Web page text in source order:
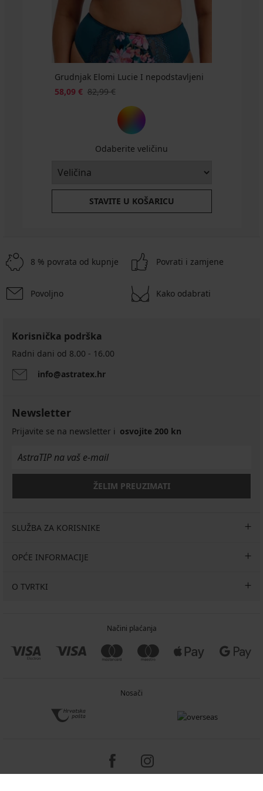
Grudnjak Elomi Lucie I nepodstavljeni
58,09 € 82,99 €
Odaberite veličinu
STAVITE U KOŠARICU
8 % povrata od kupnje Povrati i zamjene
Povoljno Kako odabrati
Korisnička podrška
Radni dani od 8.00 - 16.00
info@astratex.hr
Newsletter
Prijavite se na newsletter i osvojite 200 kn
ŽELIM PREUZIMATI
SLUŽBA ZA KORISNIKE
OPĆE INFORMACIJE
O TVRTKI
Načini plaćanja
Nosači